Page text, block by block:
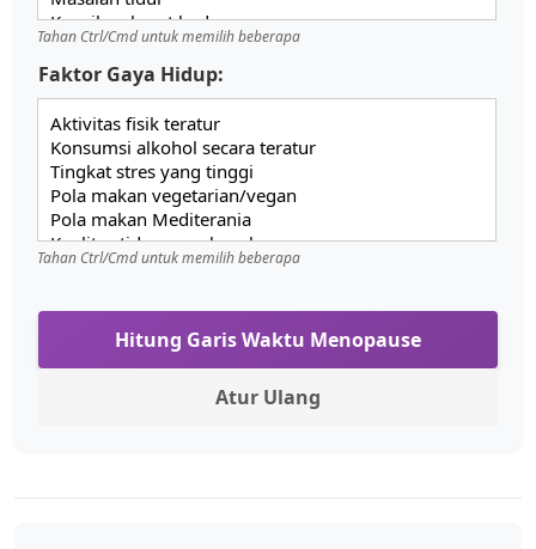
Tahan Ctrl/Cmd untuk memilih beberapa
Faktor Gaya Hidup:
Tahan Ctrl/Cmd untuk memilih beberapa
Hitung Garis Waktu Menopause
Atur Ulang